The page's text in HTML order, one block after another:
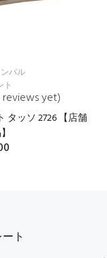
パル
ト
reviews yet)
タッソ 2726 【店舗
ト